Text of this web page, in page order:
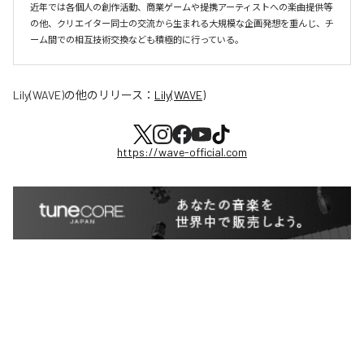
近年では各個人の創作活動、商業ゲームや提携アーティストへの楽曲提供等
の他、クリエイター同士の交流から生まれる大規模な企画発想を重んじ、チ
ーム間での相互技術交換なども積極的に行っている。
Lily(WAVE)の他のリリース： Lily(WAVE)
https://wave-official.com